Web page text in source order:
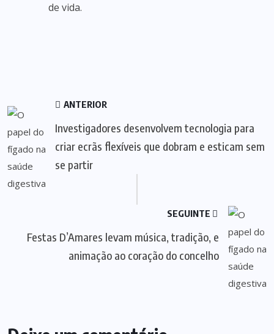
de vida.
ANTERIOR
Investigadores desenvolvem tecnologia para
criar ecrãs flexíveis que dobram e esticam sem
se partir
SEGUINTE
Festas D’Amares levam música, tradição, e
animação ao coração do concelho